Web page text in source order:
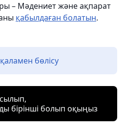
– Мәдениет және ақпарат
қабылдаған болатын.
бөлісу
бірінші болып оқыңыз